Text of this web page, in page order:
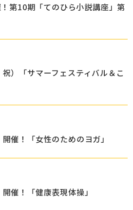
第10期「てのひら小説講座」第
）「サマーフェスティバル＆こ
催！「女性のためのヨガ」
催！「健康表現体操」